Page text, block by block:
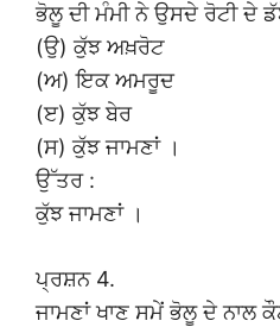
ਭੋਲੂ ਦੀ ਮੰਮੀ ਨੇ ਉਸਦੇ ਰੋਟੀ ਦੇ
(ਉ) ਕੁੱਝ ਅਖ਼ਰੋਟ
(ਅ) ਇਕ ਅਮਰੂਦ
(ੲ) ਕੁੱਝ ਬੇਰ
(ਸ) ਕੁੱਝ ਜਾਮਣਾਂ ।
ਉੱਤਰ :
ਕੁੱਝ ਜਾਮਣਾਂ ।
ਪ੍ਰਸ਼ਨ 4.
ਜਾਮਣਾਂ ਖਾਣ ਸਮੇਂ ਭੋਲੂ ਦੇ ਨਾਲ